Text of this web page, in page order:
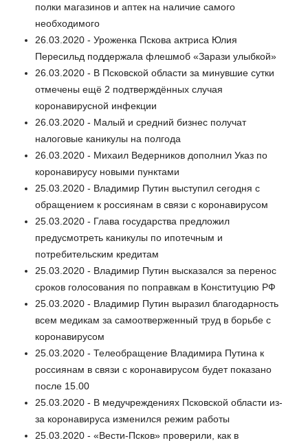
полки магазинов и аптек на наличие самого
необходимого
26.03.2020 - Уроженка Пскова актриса Юлия
Пересильд поддержала флешмоб «Зарази улыбкой»
26.03.2020 - В Псковской области за минувшие сутки
отмечены ещё 2 подтверждённых случая
коронавирусной инфекции
26.03.2020 - Малый и средний бизнес получат
налоговые каникулы на полгода
26.03.2020 - Михаил Ведерников дополнил Указ по
коронавирусу новыми пунктами
25.03.2020 - Владимир Путин выступил сегодня с
обращением к россиянам в связи с коронавирусом
25.03.2020 - Глава государства предложил
предусмотреть каникулы по ипотечным и
потребительским кредитам
25.03.2020 - Владимир Путин высказался за перенос
сроков голосования по поправкам в Конституцию РФ
25.03.2020 - Владимир Путин выразил благодарность
всем медикам за самоотверженный труд в борьбе с
коронавирусом
25.03.2020 - Телеобращение Владимира Путина к
россиянам в связи с коронавирусом будет показано
после 15.00
25.03.2020 - В медучреждениях Псковской области из-
за коронавируса изменился режим работы
25.03.2020 - «Вести-Псков» проверили, как в